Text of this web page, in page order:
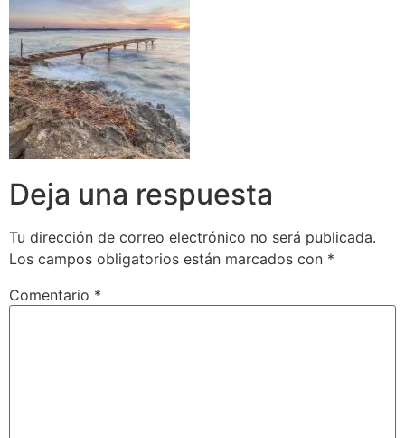
Deja una respuesta
Tu dirección de correo electrónico no será publicada.
Los campos obligatorios están marcados con *
Comentario *